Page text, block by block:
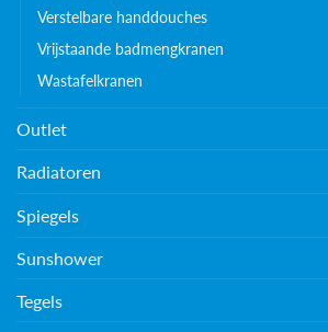
Verstelbare handdouches
Vrijstaande badmengkranen
Wastafelkranen
Outlet
Radiatoren
Spiegels
Sunshower
Tegels